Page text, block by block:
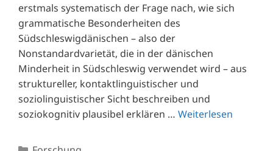
erstmals systematisch der Frage nach, wie sich
grammatische Besonderheiten des
Südschleswigdänischen – also der
Nonstandardvarietät, die in der dänischen
Minderheit in Südschleswig verwendet wird – aus
struktureller, kontaktlinguistischer und
soziolinguistischer Sicht beschreiben und
soziokognitiv plausibel erklären … Weiterlesen
Kategorien